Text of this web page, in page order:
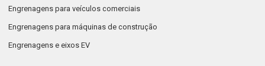
Engrenagens para veículos comerciais
Engrenagens para máquinas de construção
Engrenagens e eixos EV